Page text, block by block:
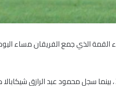
فوزا غاليا على منافسه التقليدي الزمالك بنتيجة 2-1